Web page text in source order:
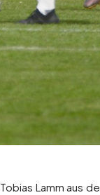
Lamm aus